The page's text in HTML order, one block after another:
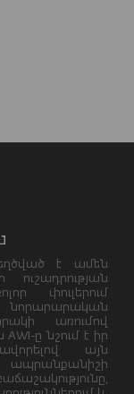
է ամեն
փուլերում
նորարարական
առումով
ը նշում է իր
այն
ապրանքանիշի